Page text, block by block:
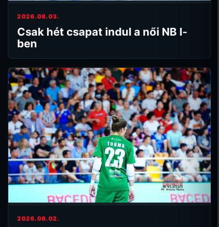
2026.08.03.
Csak hét csapat indul a női NB I-
ben
2026.08.02.